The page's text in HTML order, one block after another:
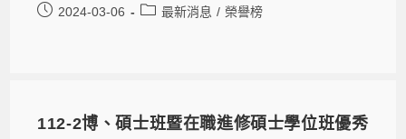
2024-03-06 最新消息 / 榮譽榜
112-2博、碩士班暨在職進修碩士學位班優秀